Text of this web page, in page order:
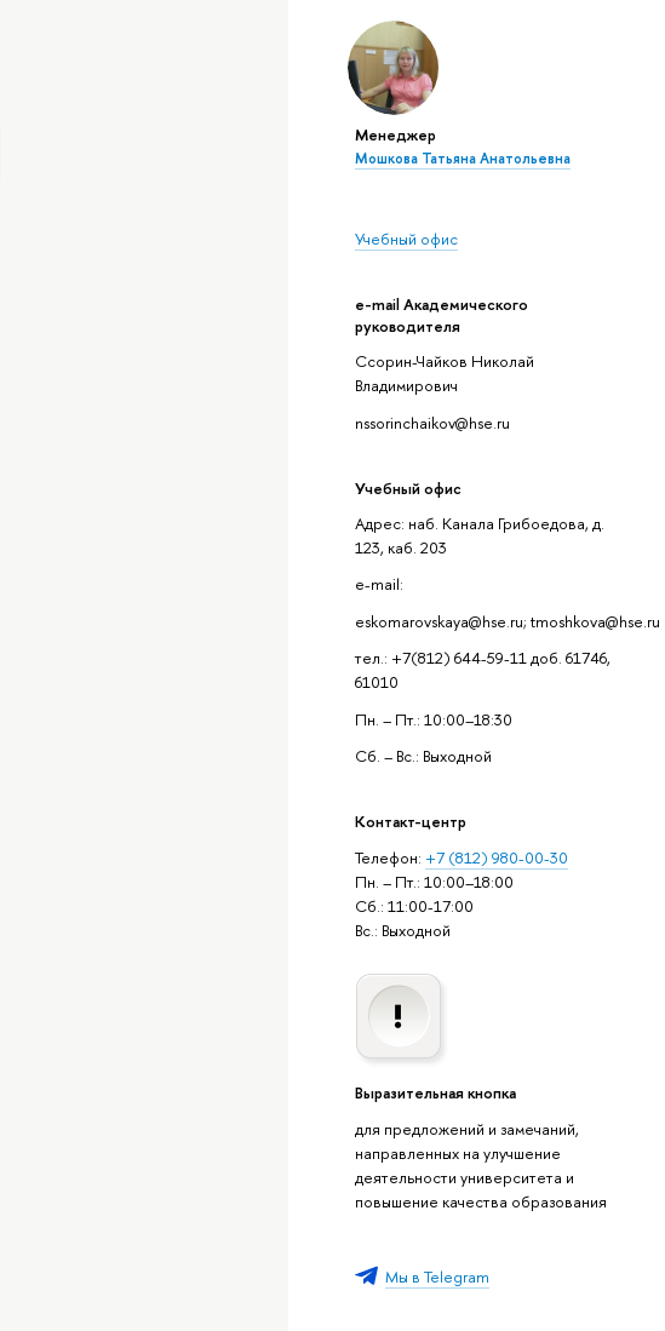
Менеджер
Мошкова Татьяна Анатольевна
Учебный офис
e-mail Академического
руководителя
Ссорин-Чайков Николай
Владимирович
nssorinchaikov@hse.ru
Учебный офис
Адрес: наб. Канала Грибоедова, д.
123, каб. 203
e-mail:
eskomarovskaya@hse.ru; tmoshkova@hse.ru
тел.: +7(812) 644-59-11 доб. 61746,
61010
Пн. – Пт.: 10:00–18:30
Сб. – Вс.: Выходной
Контакт-центр
Телефон: +7 (812) 980-00-30
Пн. – Пт.: 10:00–18:00
Сб.: 11:00-17:00
Вс.: Выходной
Выразительная кнопка
для предложений и замечаний,
направленных на улучшение
деятельности университета и
повышение качества образования
Мы в Telegram